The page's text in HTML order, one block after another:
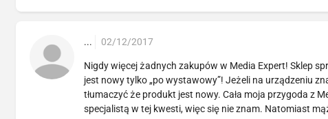
... 02/12/2017
Nigdy więcej żadnych zakupów w Media Expert! Sklep
jest nowy tylko „po wystawowy”! Jeżeli na urządzeniu
tłumaczyć że produkt jest nowy. Cała moja przygoda z
specjalistą w tej kwesti, więc się nie znam. Natomiast